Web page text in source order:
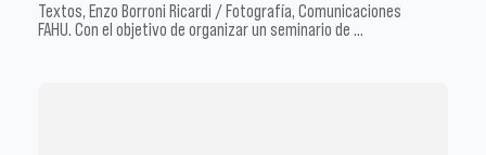
Textos, Enzo Borroni Ricardi / Fotografía, Comunicaciones
FAHU. Con el objetivo de organizar un seminario de …